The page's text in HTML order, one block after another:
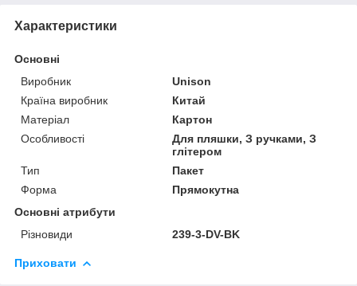
Характеристики
Основні
Виробник
Unison
Країна виробник
Китай
Матеріал
Картон
Особливості
Для пляшки, З ручками, З
глітером
Тип
Пакет
Форма
Прямокутна
Основні атрибути
Різновиди
239-3-DV-BK
Приховати